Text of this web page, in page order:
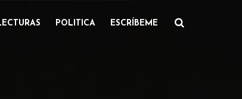
POLITICA ESCRÍBEME